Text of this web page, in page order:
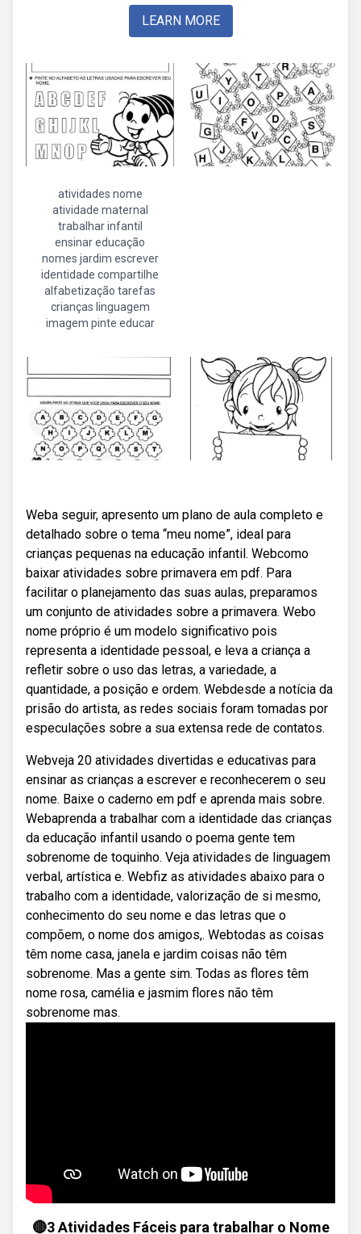
LEARN MORE
atividades nome
atividade maternal
trabalhar infantil
ensinar educação
nomes jardim escrever
identidade compartilhe
alfabetização tarefas
crianças linguagem
imagem pinte educar
Weba seguir, apresento um plano de aula completo e
detalhado sobre o tema “meu nome”, ideal para
crianças pequenas na educação infantil. Webcomo
baixar atividades sobre primavera em pdf. Para
facilitar o planejamento das suas aulas, preparamos
um conjunto de atividades sobre a primavera. Webo
nome próprio é um modelo significativo pois
representa a identidade pessoal, e leva a criança a
refletir sobre o uso das letras, a variedade, a
quantidade, a posição e ordem. Webdesde a notícia da
prisão do artista, as redes sociais foram tomadas por
especulações sobre a sua extensa rede de contatos.
Webveja 20 atividades divertidas e educativas para
ensinar as crianças a escrever e reconhecerem o seu
nome. Baixe o caderno em pdf e aprenda mais sobre.
Webaprenda a trabalhar com a identidade das crianças
da educação infantil usando o poema gente tem
sobrenome de toquinho. Veja atividades de linguagem
verbal, artística e. Webfiz as atividades abaixo para o
trabalho com a identidade, valorização de si mesmo,
conhecimento do seu nome e das letras que o
compõem, o nome dos amigos,. Webtodas as coisas
têm nome casa, janela e jardim coisas não têm
sobrenome. Mas a gente sim. Todas as flores têm
nome rosa, camélia e jasmim flores não têm
sobrenome mas.
🔴3 Atividades Fáceis para trabalhar o Nome